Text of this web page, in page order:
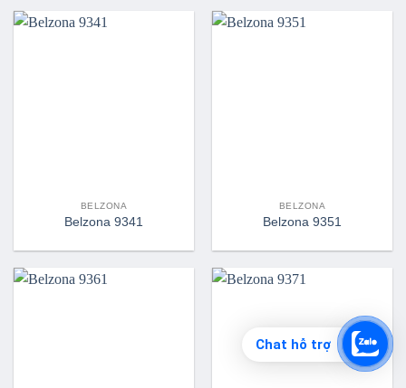
BELZONA
Belzona 9341
BELZONA
Belzona 9351
Chat hỗ trợ